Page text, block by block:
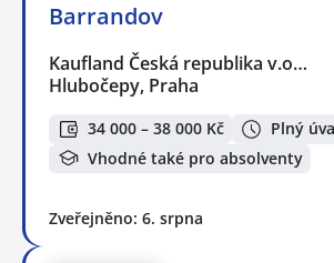
Barrandov
Kaufland Česká republika v.o…
Hlubočepy, Praha
34 000 – 38 000 Kč
Plný
Vhodné také pro absolventy
Zveřejněno: 6. srpna